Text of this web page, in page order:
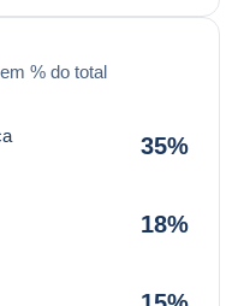
% do total
35%
18%